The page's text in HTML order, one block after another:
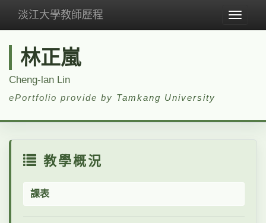
Toggle
淡江大學教師歷程
林正嵐
Cheng-lan Lin
ePortfolio provide by Tamkang University
教學概況
課表